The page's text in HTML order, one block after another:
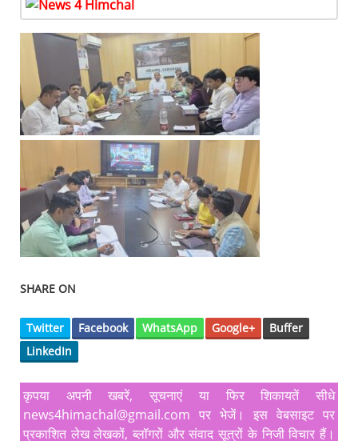
SHARE ON
Twitter Facebook WhatsApp Google+
Buffer
LinkedIn
कृपया अपनी खबरें, सूचनाएं या फिर शिकायतें सीधे
news4himachal@gmail.com पर भेजें। इस वेबसाइट पर
प्रकाशित लेख लेखकों, ब्लॉगरों और संवाद सूत्रों के निजी विचार हैं।